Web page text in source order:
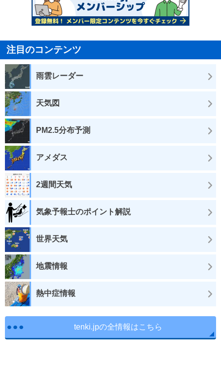
注目のコンテンツ
雨雲レーダー
天気図
PM2.5分布予測
アメダス
2週間天気
気象予報士のポイント解説
世界天気
地震情報
熱中症情報
tenki.jpの全情報はこちら